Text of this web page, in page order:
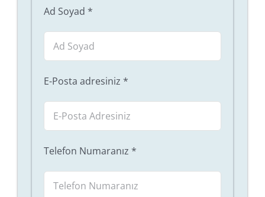
Ad Soyad *
E-Posta adresiniz *
Telefon Numaranız *